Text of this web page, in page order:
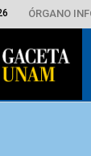
ÓRGANO